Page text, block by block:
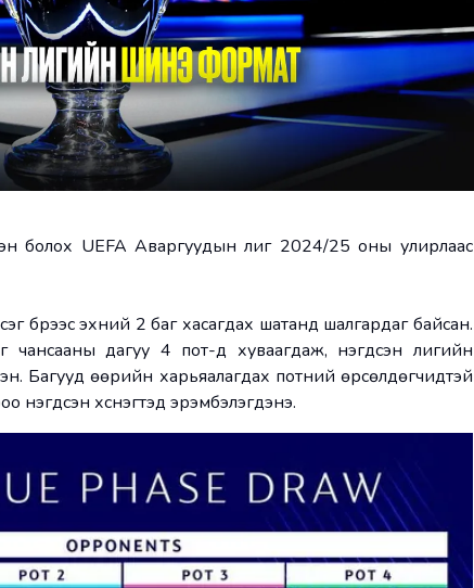
болох UEFA Аваргуудын лиг 2024/25 оны улирлаас
бүрээс эхний 2 баг хасагдах шатанд шалгардаг байсан.
дагуу 4 пот-д хуваагдаж, нэгдсэн лигийн
Багууд өөрийн харьяалагдах потний өрсөлдөгчидтэй
нэгдсэн хүснэгтэд эрэмбэлэгдэнэ.